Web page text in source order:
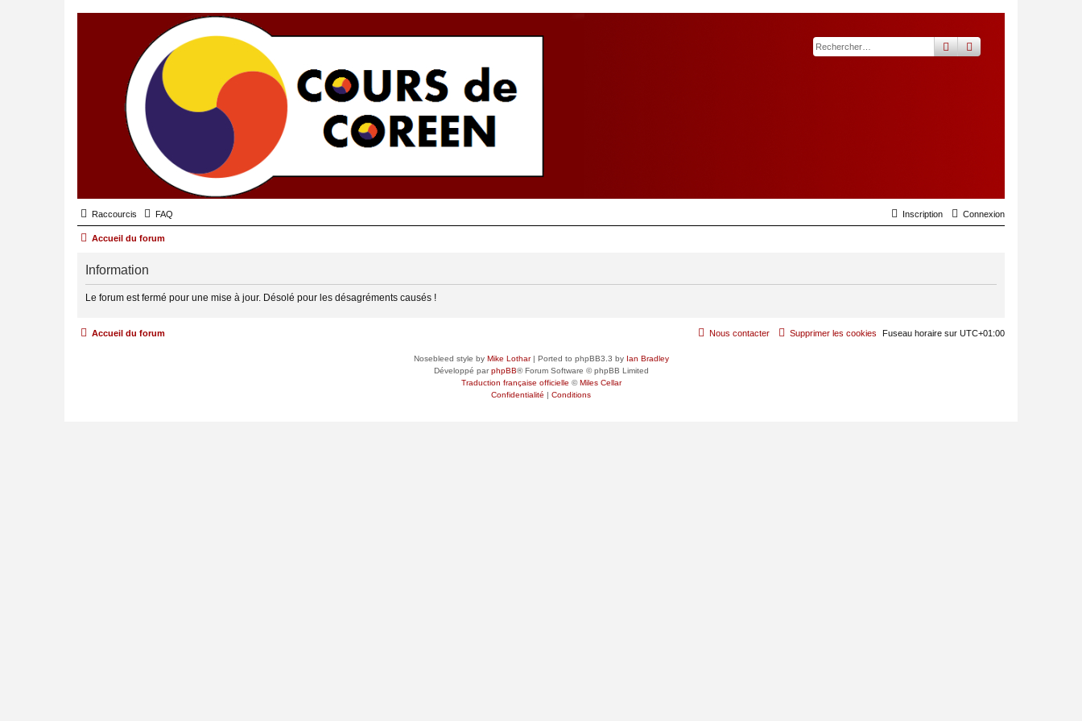
rechercher
recherche
Raccourcis FAQ Connexion
Inscription
Accueil du forum
Information
Le forum est fermé pour une mise à jour. Désolé pour les désagréments causés !
Accueil du forum Fuseau horaire sur UTC+01:00
Supprimer les cookies
Nous contacter
Nosebleed style by Mike Lothar| Ported to phpBB3.3 by Ian Bradley
Développé parphpBB® Forum Software © phpBB Limited
Traduction française officielle ©Miles Cellar
Confidentialité | Conditions